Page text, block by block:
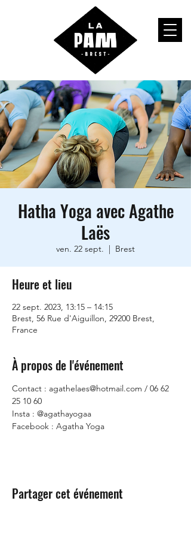
Hatha Yoga avec Agathe
Laës
ven. 22 sept.
  |
Brest
Heure et lieu
22 sept. 2023, 13:15 – 14:15
Brest, 56 Rue d'Aiguillon, 29200 Brest,
France
À propos de l'événement
Contact : agathelaes@hotmail.com / 06 62
25 10 60
Insta : @agathayogaa
Facebook : Agatha Yoga
Partager cet événement